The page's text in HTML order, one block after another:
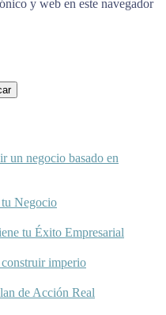
y web en este navegador
un negocio basado en
Negocio
tu Éxito Empresarial
imperio
de Acción Real